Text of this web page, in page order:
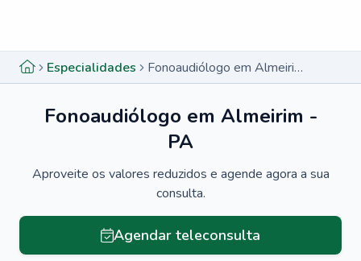
Especialidades Fonoaudiólogo em Almeirim - PA
Fonoaudiólogo em Almeirim -
PA
Aproveite os valores reduzidos e agende agora a sua
consulta.
Agendar teleconsulta